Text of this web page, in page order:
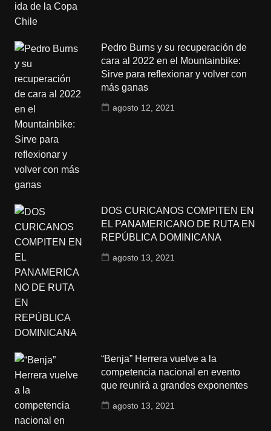
Pedro Burns y su recuperación de
cara al 2022 en el Mountainbike:
Sirve para reflexionar y volver con
más ganas
agosto 12, 2021
DOS CURICANOS COMPITEN EN
EL PANAMERICANO DE RUTA EN
REPÚBLICA DOMINICANA
agosto 13, 2021
“Benja” Herrera vuelve a la
competencia nacional en evento
que reunirá a grandes exponentes
agosto 13, 2021